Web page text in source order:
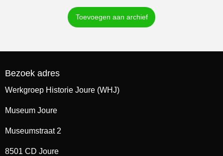
Toevoegen aan archief
Bezoek adres
Werkgroep Historie Joure (WHJ)
Museum Joure
Museumstraat 2
8501 CD Joure